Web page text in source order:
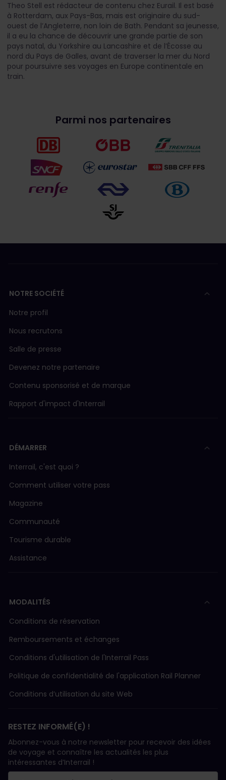
Theo Stell est rédacteur de contenu chez Eurail. Il est basé
à Rotterdam, aux Pays-Bas, mais est originaire du sud-
ouest de l’Angleterre, non loin de Bath. Pendant sa jeunesse,
il a eu la chance de découvrir une grande partie de son
pays natal, du Yorkshire au Lancashire et de l’Écosse au
nord du Pays de Galles, avant de traverser la mer du Nord
pour poursuivre ses voyages en Europe continentale en
train.
Parmi nos partenaires
NOTRE SOCIÉTÉ
Notre profil
Nous recrutons
Salle de presse
Devenez notre partenaire
Contenu sponsorisé et de marque
Rapport d'impact d'Interrail
DÉMARRER
Interrail, c'est quoi ?
Comment utiliser votre pass
Magazine
Communauté
Tourisme durable
Assistance
MODALITÉS
Conditions de réservation
Remboursements et échanges
Conditions d'utilisation de l'Interrail Pass
Politique de confidentialité de l'application Rail Planner
Conditions d’utilisation du site Web
RESTEZ INFORMÉ(E) !
Abonnez-vous à notre newsletter pour recevoir des idées
de voyage et connaître les actualités les plus
intéressantes d’Interrail !